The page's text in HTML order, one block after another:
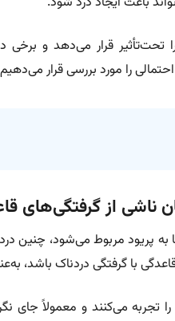
تحت‌تأثیر قرار می‌دهد و
را مورد بررسی قرار
ناشی از گرفتگی‌های
پریود مربوط می‌شود، چنین
با گرفتگی دردناک باشد،
تجربه می‌کنند و معمولاً جای